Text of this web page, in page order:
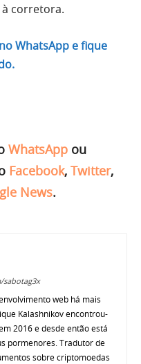
corretora.
WhatsApp e fique
WhatsApp ou
Facebook, Twitter,
News.
web há mais
Kalashnikov encontrou-
2016 e desde então está
pormenores. Tradutor de
sobre criptomoedas